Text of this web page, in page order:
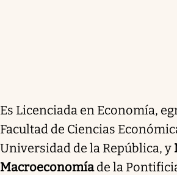
Es Licenciada en Economí­a,
Facultad de Ciencias
Universidad de la República, y
Macroeconomíade la